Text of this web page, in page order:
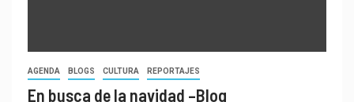
AGENDA BLOGS CULTURA REPORTAJES
En busca de la navidad –Blog